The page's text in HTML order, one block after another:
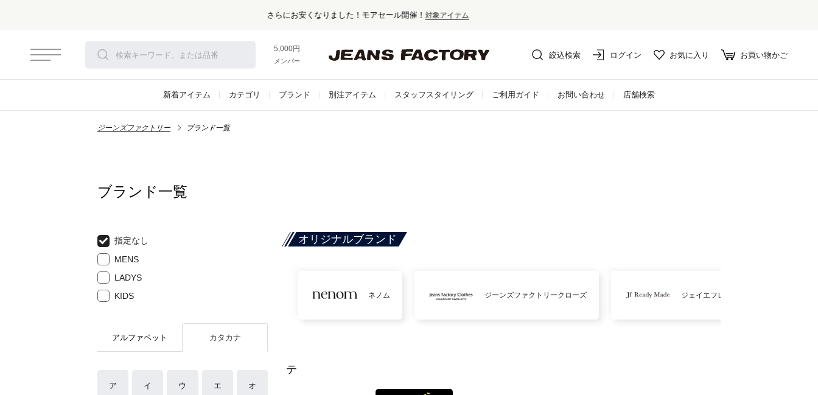
セール対象外アイテムは10%ポイント還元！
5,000円以上お買い上げで送料無料！
メンバー登録でお得な情報をゲット。さらに詳しく
絞込検索 ログイン お気に入り お買い物かご
新着アイテム カテゴリ ブランド 別注アイテム スタッフスタイリング ご利用ガイド お問い合わせ 店舗検索
ジーンズファクトリー ブランド一覧
ブランド一覧
指定なし
MENS
LADYS
KIDS
アルファベット カタカナ
ア イ ウ エ オ
オリジナルブランド
ネノム ジーンズファクトリークローズ ジェイエフレディメイド
テ